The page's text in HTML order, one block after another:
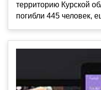
территорию Курской
погибли 445 человек,